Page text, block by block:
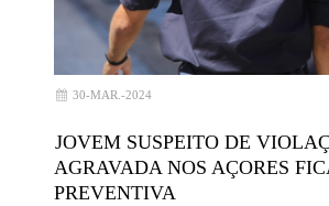
30-MAR.-2024
JOVEM SUSPEITO DE
AGRAVADA NOS AÇORES
PREVENTIVA